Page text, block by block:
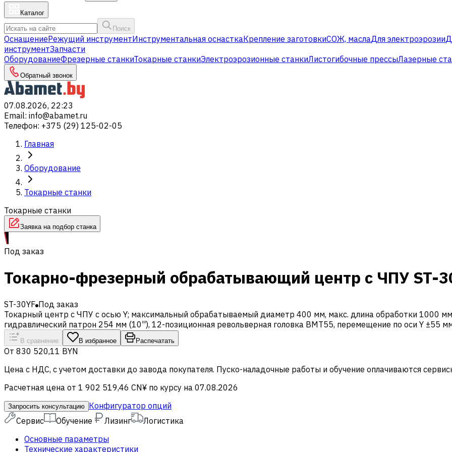
Каталог
Поиск
ОснащениеРежущий инструментИнструментальная оснасткаКрепление заготовкиСОЖ, маслаДля электроэрозии
инструментЗапчасти
ОборудованиеФрезерные станкиТокарные станкиЭлектроэрозионные станкиЛистогибочные прессыЛазерные
Обратный звонок
07.08.2026, 22:23
Email: info@abamet.ru
Телефон: +375 (29) 125-02-05
Главная
Оборудование
Токарные станки
Токарные станки
Заявка на подбор станка
Под заказ
Токарно-фрезерный обрабатывающий центр с ЧПУ ST-
ST-30YF Под заказ
Токарный центр с ЧПУ с осью Y; максимальный обрабатываемый диаметр 400 мм, макс. длина обработки 1000
гидравлический патрон 254 мм (10''), 12-позиционная револьверная головка BMT55, перемещение по оси Y ±55
В сравнение В избранное Распечатать
От 830 520,11 BYN
Цена c НДС, с учетом доставки до завода покупателя. Пуско-наладочные работы и обучение оплачиваются
Расчетная цена от 1 902 519,46 CN¥ по курсу на 07.08.2026
Запросить консультацию Конфигуратор опций
Сервис
Обучение Лизинг
Логистика
Основные параметры
Технические характеристики